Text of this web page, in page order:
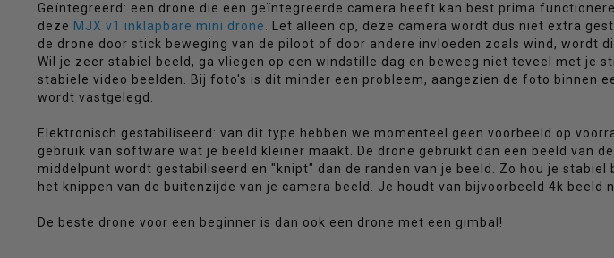
met
werkt,
Geïntegreerd: een drone die een geïntegreerde camera heeft kan best prima
deze MJX v1 inklapbare mini drone
. Let alleen op, deze camera wordt dus niet extra
de drone door stick beweging van de piloot of door andere invloeden zoals wind, wordt
Wil je zeer stabiel beeld, ga vliegen op een windstille dag en beweeg niet teveel met je
stabiele video beelden. Bij foto's is dit minder een probleem, aangezien de foto binnen
wordt vastgelegd.
Elektronisch gestabiliseerd: van dit type hebben we momenteel geen voorbeeld op
gebruik van software wat je beeld kleiner maakt. De drone gebruikt dan een beeld van
middelpunt wordt gestabiliseerd en "knipt" dan de randen van je beeld. Zo hou je stabiel
het knippen van de buitenzijde van je camera beeld. Je houdt van bijvoorbeeld 4k beeld
De beste drone voor een beginner is dan ook een drone met een gimbal!